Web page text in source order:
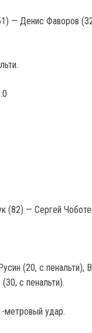
— Денис Фаворов
(82) — Сергей
(20, с пенальти),
с пенальти).
метровый удар.